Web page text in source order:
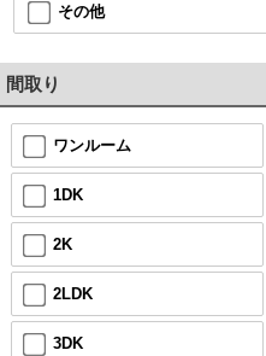
その他
間取り
ワンルーム
1DK
2K
2LDK
3DK